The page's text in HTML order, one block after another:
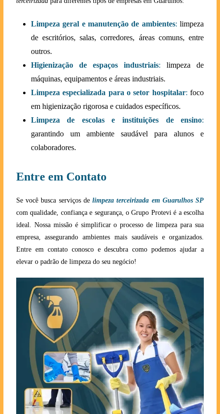
Limpeza geral e manutenção de ambientes: limpeza
de escritórios, salas, corredores, áreas comuns, entre
outros.
Higienização de espaços industriais: limpeza de
máquinas, equipamentos e áreas industriais.
Limpeza especializada para o setor hospitalar: foco
em higienização rigorosa e cuidados específicos.
Limpeza de escolas e instituições de ensino:
garantindo um ambiente saudável para alunos e
colaboradores.
Entre em Contato
Se você busca serviços delimpeza terceirizada em Guarulhos SP
com qualidade, confiança e segurança, o Grupo Protevi é a escolha
ideal. Nossa missão é simplificar o processo de limpeza para sua
empresa, assegurando ambientes mais saudáveis e organizados.
Entre em contato conosco e descubra como podemos ajudar a
elevar o padrão de limpeza do seu negócio!